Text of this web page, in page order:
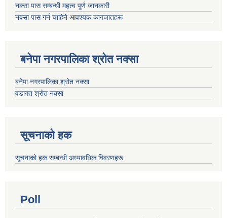
नक्सा पास सम्बन्धी महत्व पूर्ण जानकारी
नक्सा पास गर्न चाहिने आवश्यक कागजातहरू
बनेपा नगरपालिका श्रोत नक्सा
बनेपा नगरपालिका श्रोत नक्सा
वडागत श्रोत नक्सा
सूचनाको हक
सूचनाको हक सम्बन्धी अध्यावधिक विवरणहरू
Poll